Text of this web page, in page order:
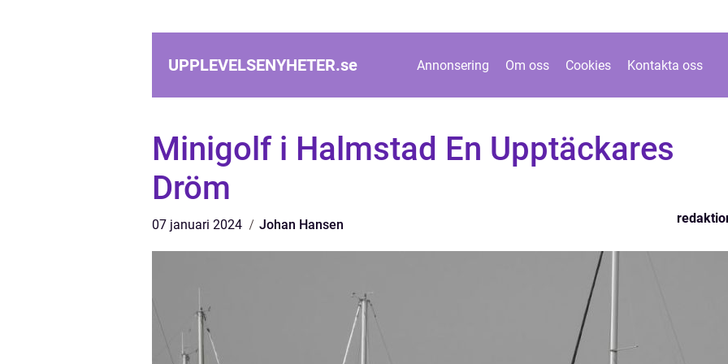
UPPLEVELSENYHETER.se Annonsering Om oss Cookies Kontakta oss
Minigolf i Halmstad En Upptäckares
Dröm
07 januari 2024 Johan Hansen